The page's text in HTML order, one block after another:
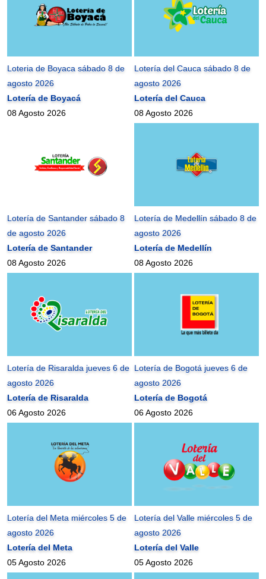
Loteria de Boyaca sábado 8 de
agosto 2026
Lotería de Boyacá
08 Agosto 2026
Lotería del Cauca sábado 8 de
agosto 2026
Lotería del Cauca
08 Agosto 2026
Lotería de Santander sábado 8
de agosto 2026
Lotería de Santander
08 Agosto 2026
Lotería de Medellín sábado 8 de
agosto 2026
Lotería de Medellín
08 Agosto 2026
Lotería de Risaralda jueves 6 de
agosto 2026
Lotería de Risaralda
06 Agosto 2026
Lotería de Bogotá jueves 6 de
agosto 2026
Lotería de Bogotá
06 Agosto 2026
Lotería del Meta miércoles 5 de
agosto 2026
Lotería del Meta
05 Agosto 2026
Lotería del Valle miércoles 5 de
agosto 2026
Lotería del Valle
05 Agosto 2026